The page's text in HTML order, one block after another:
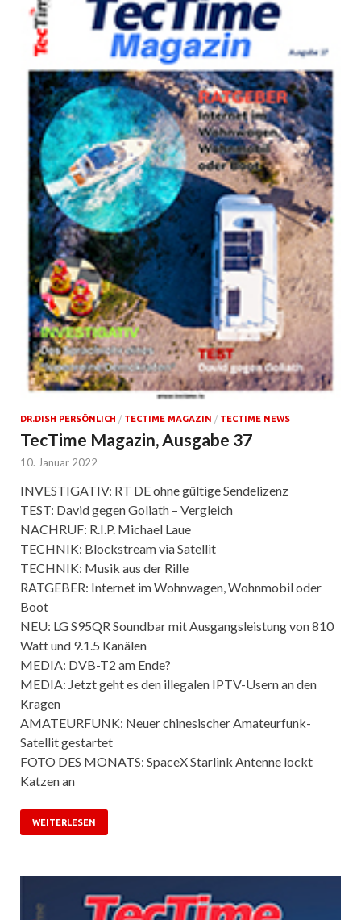
DR.DISH PERSÖNLICH / TECTIME MAGAZIN / TECTIME NEWS
TecTime Magazin, Ausgabe 37
10. Januar 2022
INVESTIGATIV: RT DE ohne gültige Sendelizenz
TEST: David gegen Goliath – Vergleich
NACHRUF: R.I.P. Michael Laue
TECHNIK: Blockstream via Satellit
TECHNIK: Musik aus der Rille
RATGEBER: Internet im Wohnwagen, Wohnmobil oder
Boot
NEU: LG S95QR Soundbar mit Ausgangsleistung von 810
Watt und 9.1.5 Kanälen
MEDIA: DVB-T2 am Ende?
MEDIA: Jetzt geht es den illegalen IPTV-Usern an den
Kragen
AMATEURFUNK: Neuer chinesischer Amateurfunk-
Satellit gestartet
FOTO DES MONATS: SpaceX Starlink Antenne lockt
Katzen an
WEITERLESEN